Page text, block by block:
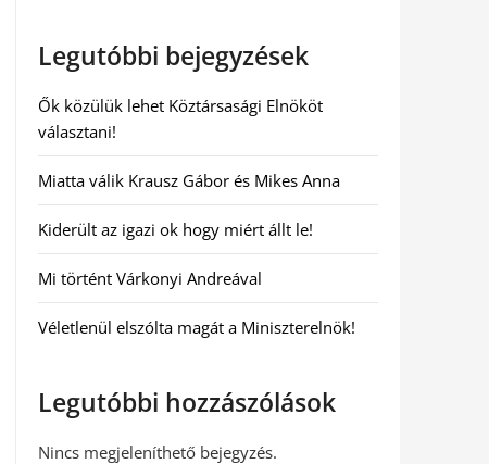
Legutóbbi bejegyzések
Ők közülük lehet Köztársasági Elnököt
választani!
Miatta válik Krausz Gábor és Mikes Anna
Kiderült az igazi ok hogy miért állt le!
Mi történt Várkonyi Andreával
Véletlenül elszólta magát a Miniszterelnök!
Legutóbbi hozzászólások
Nincs megjeleníthető bejegyzés.